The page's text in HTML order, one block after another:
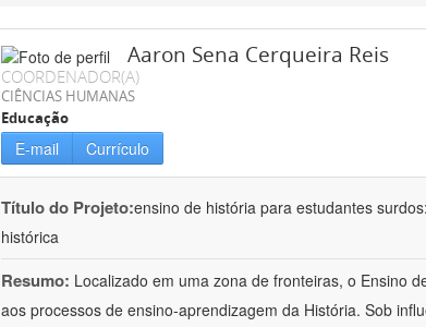
Aaron Sena Cerqueira Reis
COORDENADOR(A)
CIÊNCIAS HUMANAS
Educação
E-mail Currículo
Título do Projeto:ensino de história para estudantes
histórica
Resumo: Localizado em uma zona de fronteiras, o Ensino
aos processos de ensino-aprendizagem da História. Sob